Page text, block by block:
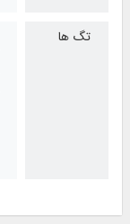
تگ ها